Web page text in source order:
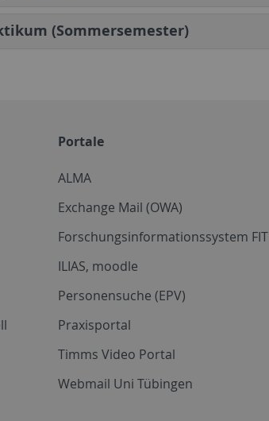
(Sommersemester)
Portale
ALMA
Exchange Mail (OWA)
Forschungsinformationssystem FIT
ILIAS, moodle
Personensuche (EPV)
Praxisportal
Timms Video Portal
Webmail Uni Tübingen